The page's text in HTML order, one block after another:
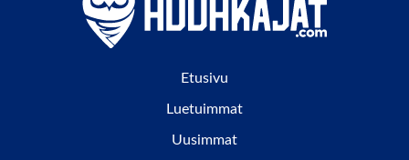
Etusivu
Luetuimmat
Uusimmat